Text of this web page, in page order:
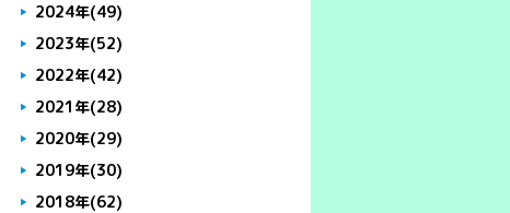
2024年(49)
2023年(52)
2022年(42)
2021年(28)
2020年(29)
2019年(30)
2018年(62)